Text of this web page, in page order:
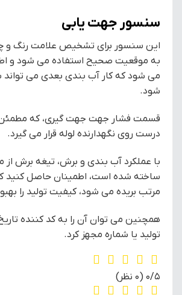
سنسور جهت یابی
این سنسور برای تشخیص علامت رنگ و
به موقعیت صحیح استفاده می شود و
می شود که کار آب بندی بعدی می تواند
شود.
قسمت فشار جهت جهت گیری، که
درست روی نگهدارنده لوله قرار می گیرد.
با عملکرد آب بندی و برش، تیغه برش از
ساخته شده است، اطمینان حاصل کنید
مرتب بریده می شود، کیفیت تولید را
همچنین می توان آن را به کد کننده
تولید یا شماره مجهز کرد.
‫0/5 ‫(0 نظر)